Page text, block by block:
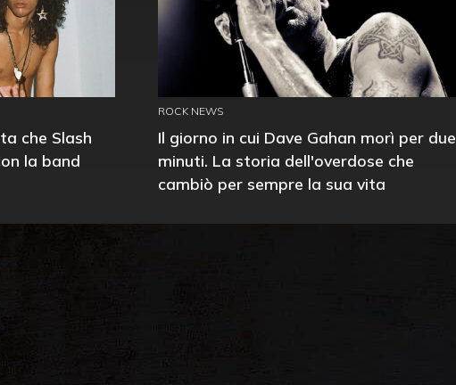
che Slash
la band
ROCK NEWS
Il giorno in cui Dave Gahan morì per due
minuti. La storia dell'overdose che
cambiò per sempre la sua vita